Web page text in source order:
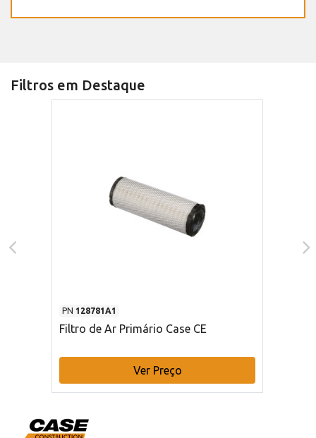
Filtros em Destaque
PN 128781A1
Filtro de Ar Primário Case CE
Ver Preço